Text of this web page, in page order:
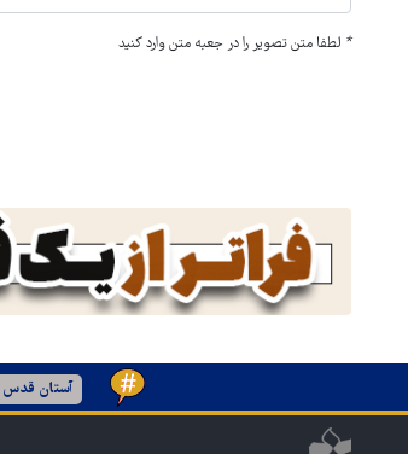
* لطفا متن تصویر را در جعبه متن وارد کنید
آستان